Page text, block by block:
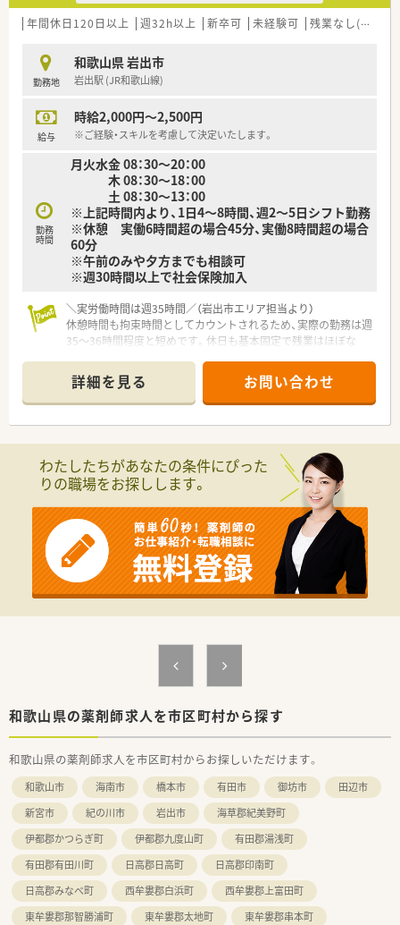
とはなく安心です。
■近隣店舗との連携も密に取れており、急な状況でも協力し合え
【職場環境と雰囲気】
■「人気の出る薬局」を目指した企業理念に基づき、社員の接客
■従業員同士が協力し合い、助け合う温かい雰囲気の中で業務に
取り組めます。
きる環境です。
年間休日120日以上 週32h以上 新卒可 未経験可 残業なし(ほぼなし含む)
勤務地
和歌山県 岩出市
岩出駅 (JR和歌山線)
給与
時給2,000円～2,500円
※ご経験・スキルを考慮して決定いたします。
勤務
時間
月火水金 08：30～20：00
木 08：30～18：00
土 08：30～13：00
※上記時間内より、1日4～8時間、週2～5日シフト勤務
※休憩 実働6時間超の場合45分、実働8時間超の場合
60分
※午前のみや夕方までも相談可
※週30時間以上で社会保険加入
＼実労働時間は週35時間／（岩出市エリア担当より）
休憩時間も拘束時間としてカウントされるため、実際の勤務は週
35〜36時間程度と短めです。休日も基本固定で残業はほぼな
また60代の方でも正社員での雇用が可能になります☆
＊------------------------------------------＊
【店舗情報と応需状況について】
店舗を展開する地域密着型のドミナント企業が運営する調剤薬
局です。
■門前にあるやよいメディカルクリニックより整形外科や内科、
糖尿病内科の処方箋を1日平均50枚ほど応需しています。
■外来の調剤業務だけでなく、地域に根差した居宅や施設への在
宅医療にも対応しており、幅広い処方内容に深く触れられる環境
です。
【想定される業務内容】
■処方箋に基づく整形外科や内科メインの正確な調剤をはじめ、
ダブルチェックによる確実な監査業務や服薬指導を担当しま
■外来対応だけでなく、居宅や施設への在宅訪問業務やお薬の配
達、さらにかかりつけ薬剤師業務にいたるまで幅広く携わりま
的な状況が発生した際には適切に店舗間で業務をカバーしま
す。
【職場環境と雰囲気】
■店舗には正社員薬剤師3名とパート薬剤師1名が在籍し、常時
2〜3名体制を敷いているため無理のないゆとりある環境で勤務
できます。
■優秀な医療事務スタッフが正社員3名、パート1名体制で揃っ
ており、薬剤師が目の前の対人業務にしっかり集中できる職場で
す。
■従業員同士が日頃から協力し合い、助け合う温かい雰囲気が根
付いており、接遇の質の高さから地域でも評判の薬局です。
詳細を見る お問い合わせ
わたしたちがあなたの条件にぴった
りの職場をお探しします。
和歌山県の薬剤師求人を市区町村から探す
和歌山県の薬剤師求人を市区町村からお探しいただけます。
和歌山市 海南市 橋本市 有田市 御坊市
田辺市
新宮市
紀の川市 岩出市
海草郡紀美野町
伊都郡かつらぎ町
伊都郡九度山町
有田郡湯浅町
有田郡有田川町
日高郡日高町
日高郡印南町
日高郡みなべ町
西牟婁郡白浜町
西牟婁郡上富田町
東牟婁郡那智勝浦町
東牟婁郡太地町 東牟婁郡串本町